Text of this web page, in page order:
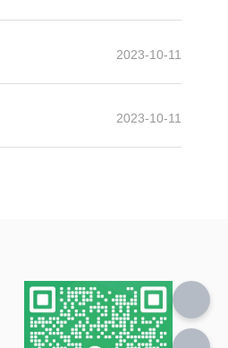
2023-10-11
2023-10-11